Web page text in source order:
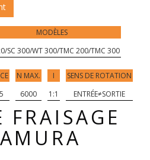
MODÈLES
SC 300/WT 300/TMC 200/TMC 300
N MAX. I
SENS DE ROTATION
6000 1:1 ENTRÉE≠SORTIE
FRAISAGE